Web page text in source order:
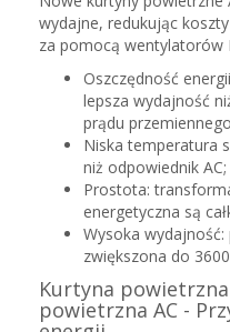
wydajne, redukując
za pomocą wentylatorów
Oszczędność
lepsza wydajność
prądu
Niska temperatura
niż odpowiednik AC;
Prostota:
energetyczna są
Wysoka
zwiększona do
Kurtyna
powietrzna AC -